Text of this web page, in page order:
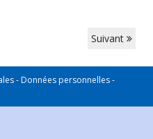
Suivant
-Données personnelles-